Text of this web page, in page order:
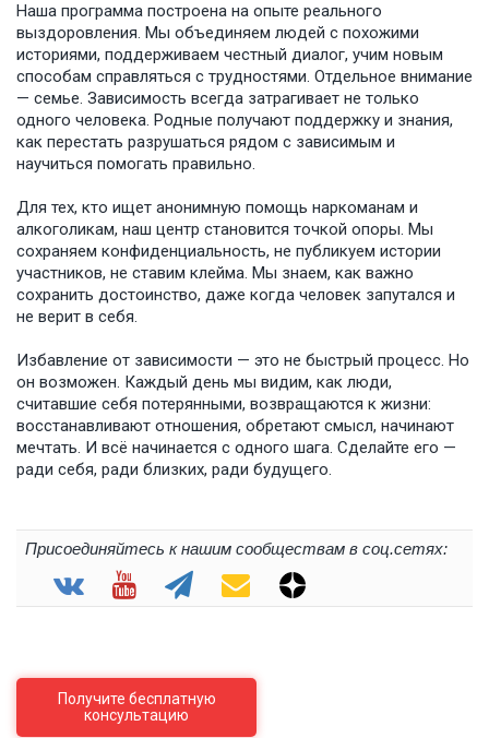
Наша программа построена на опыте реального
выздоровления. Мы объединяем людей с похожими
историями, поддерживаем честный диалог, учим новым
способам справляться с трудностями. Отдельное внимание
— семье. Зависимость всегда затрагивает не только
одного человека. Родные получают поддержку и знания,
как перестать разрушаться рядом с зависимым и
научиться помогать правильно.
Для тех, кто ищет анонимную помощь наркоманам и
алкоголикам, наш центр становится точкой опоры. Мы
сохраняем конфиденциальность, не публикуем истории
участников, не ставим клейма. Мы знаем, как важно
сохранить достоинство, даже когда человек запутался и
не верит в себя.
Избавление от зависимости — это не быстрый процесс. Но
он возможен. Каждый день мы видим, как люди,
считавшие себя потерянными, возвращаются к жизни:
восстанавливают отношения, обретают смысл, начинают
мечтать. И всё начинается с одного шага. Сделайте его —
ради себя, ради близких, ради будущего.
Присоединяйтесь к нашим сообществам в соц.сетях:
Получите бесплатную
консультацию